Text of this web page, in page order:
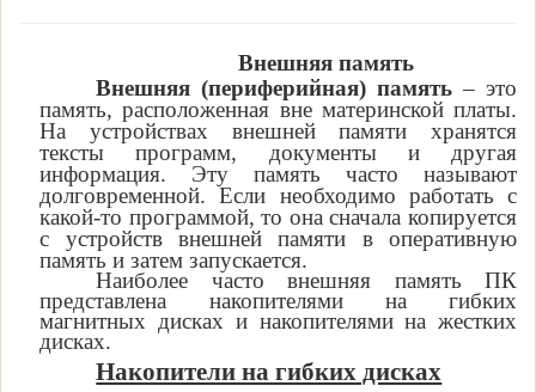
Внешняя память
Внешняя (периферийная) память– это
память, расположенная вне материнской платы.
На устройствах внешней памяти хранятся
тексты программ, документы и другая
информация. Эту память часто называют
долговременной. Если необходимо работать с
какой-то программой, то она сначала копируется
с устройств внешней памяти в оперативную
память и затем запускается.
Наиболее часто внешняя память ПК
представлена накопителями на гибких
магнитных дисках и накопителями на жестких
дисках.
Накопители на гибких дисках